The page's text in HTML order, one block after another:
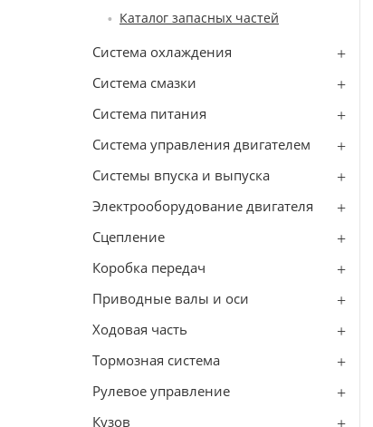
Каталог запасных частей
Система охлаждения
Система смазки
Система питания
Система управления двигателем
Системы впуска и выпуска
Электрооборудование двигателя
Сцепление
Коробка передач
Приводные валы и оси
Ходовая часть
Тормозная система
Рулевое управление
Кузов